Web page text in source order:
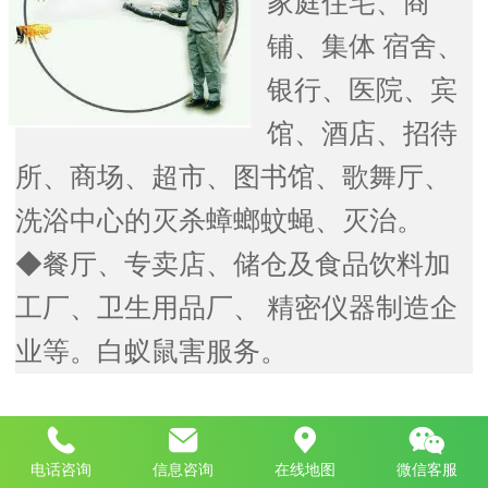
铺、集体 宿舍、
银行、医院、宾
馆、酒店、招待
所、商场、超市、
图书馆、歌舞厅、
洗浴中心的灭杀蟑螂蚊蝇、灭治。
◆餐厅、专卖店、储仓及食品饮料加
工厂、卫生用品厂、
精密仪器制造企
业等。白蚁鼠害服务。
Top
电话咨询 信息咨询 在线地图 微信客服